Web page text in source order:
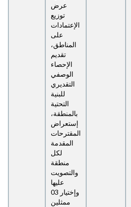
عرض
توزيع
الإعتمادات
على
المناطق،
تقديم
الإحصاء
الوصفي
التقديري
للبنية
التحتية
بالمنطقة،
إستعراض
المقترحات
المقدمة
لكل
منطقة
والتصويت
عليها
وإختيار 03
ممثلين